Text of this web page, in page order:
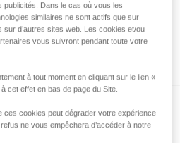
rapport de mouflage
publicités. Dans le cas où vous les
similaires ne sont actifs que sur
d’autres sites web. Les cookies et/ou
vous suivront pendant toute votre
à tout moment en cliquant sur le lien «
cet effet en bas de page du Site.
ces cookies peut dégrader votre expérience
ne vous empêchera d’accéder à notre